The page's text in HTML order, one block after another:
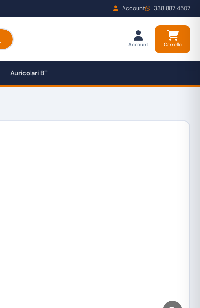
Account 338 887 4507
Account Carrello
Auricolari BT